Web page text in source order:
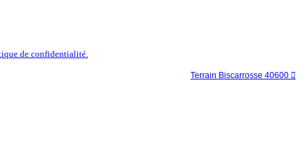
de confidentialité.
Terrain Biscarrosse 40600 